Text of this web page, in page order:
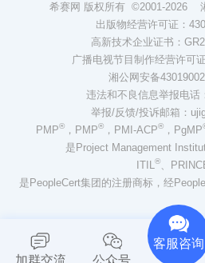
希赛网 版权所有 ©2001-2026
出版物经营许可证：
高新技术企业证书：
广播电视节目制作经营许可
湘公网安备
违法和不良信息举报电话
举报/反馈/投诉邮箱：
PMP®，PMP®，PMI-ACP®，PgMP
是Project Management
ITIL®、
是PeopleCert集团的注册商标，经
加群交流 公众号
客服咨询